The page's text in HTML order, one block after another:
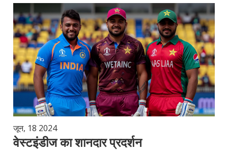
जून, 18 2024
वेस्टइंडीज का शानदार प्रदर्शन